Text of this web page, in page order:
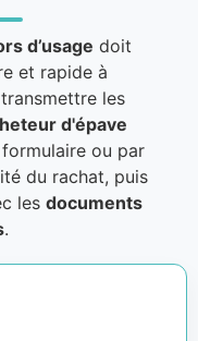
d’usage doit
et rapide à
les
d'épave
ou par
du rachat, puis
lesdocuments
.